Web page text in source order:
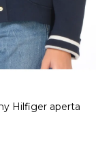
Hilfiger aperta